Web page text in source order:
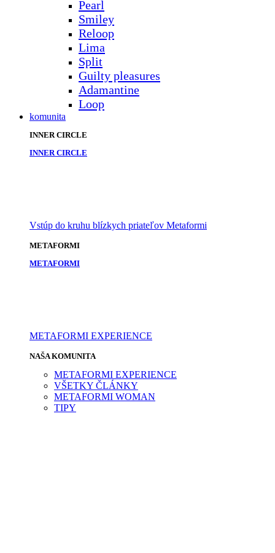
Pearl
Smiley
Reloop
Lima
Split
Guilty pleasures
Adamantine
Loop
komunita
INNER CIRCLE
INNER CIRCLE
Vstúp do kruhu blízkych priateľov Metaformi
METAFORMI
METAFORMI
METAFORMI EXPERIENCE
NAŠA KOMUNITA
METAFORMI EXPERIENCE
VŠETKY ČLÁNKY
METAFORMI WOMAN
TIPY